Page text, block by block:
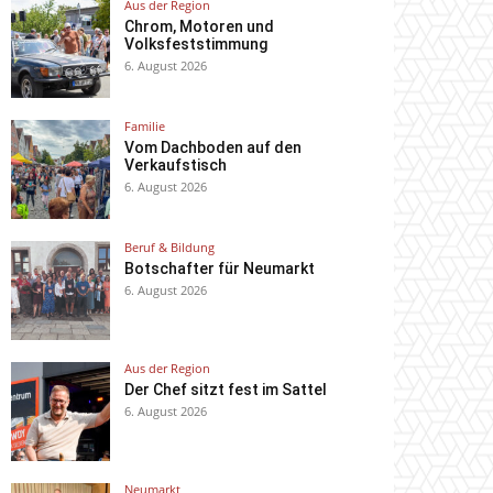
Aus der Region
Chrom, Motoren und
Volksfeststimmung
6. August 2026
Familie
Vom Dachboden auf den
Verkaufstisch
6. August 2026
Beruf & Bildung
Botschafter für Neumarkt
6. August 2026
Aus der Region
Der Chef sitzt fest im Sattel
6. August 2026
Neumarkt